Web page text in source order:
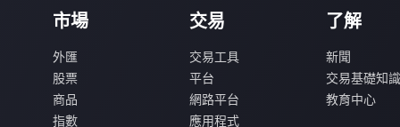
市場
外匯
股票
商品
指數
交易
交易工具
平台
網路平台
應用程式
了解
新聞
交易基礎知識
教育中心